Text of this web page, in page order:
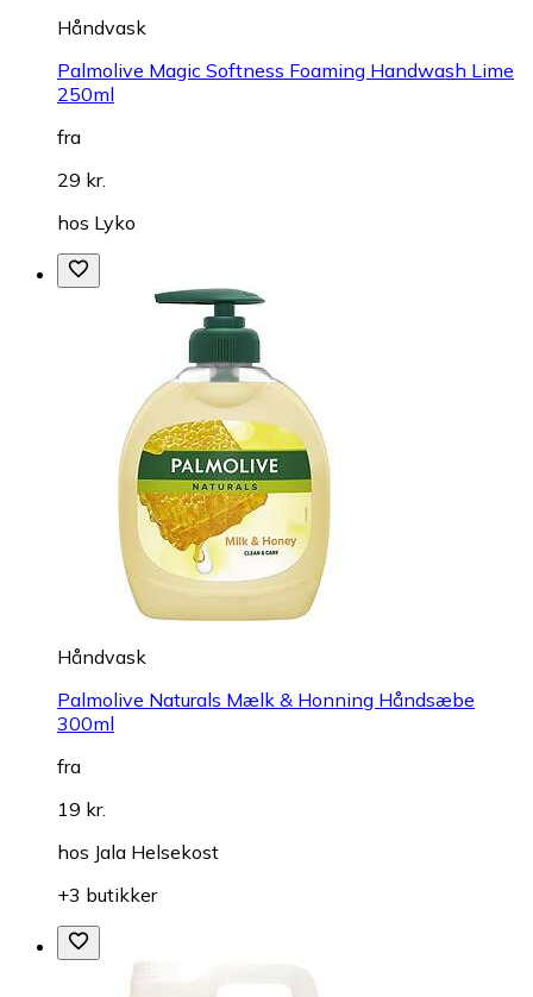
Håndvask
Palmolive Magic Softness Foaming Handwash Lime
250ml
fra
29 kr.
hos Lyko
Håndvask
Palmolive Naturals Mælk & Honning Håndsæbe
300ml
fra
19 kr.
hos Jala Helsekost
+3 butikker